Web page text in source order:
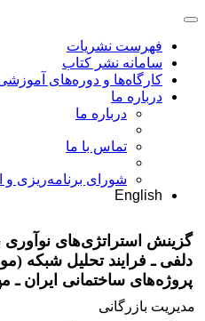
فهرست نشریات
سامانه نشر کتاب
کارگاه‌ها و دوره‌های
درباره ما
درباره ما
تماس با ما
شورای برنامه‌ریزی
English
گزینش استراتژی‌های نوآوری
دلفی ـ فرایند تحلیل شبکه
پروژه‌های ساختمانی ایران ـ
مدیریت بازرگانی